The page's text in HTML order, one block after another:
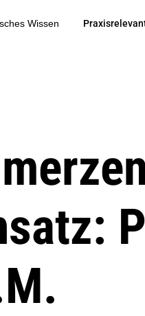
Wissen